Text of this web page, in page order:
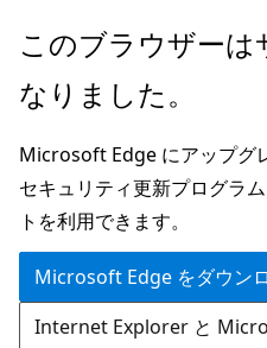
メ
ン
ン
テ
ン
ツ
に
ス
このブラウザーは
なりました。
Microsoft Edge にアップグ
セキュリティ更新プログラ
トを利用できます。
Microsoft Edge をダウン
Internet Explorer と